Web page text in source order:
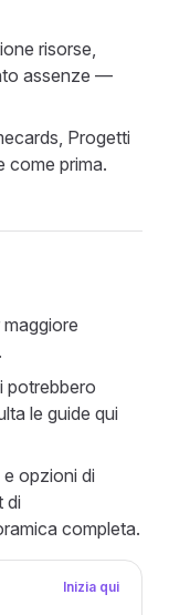
risorse,
assenze —
Progetti
come prima.
potrebbero
le guide qui
opzioni di
di
completa.
Inizia qui